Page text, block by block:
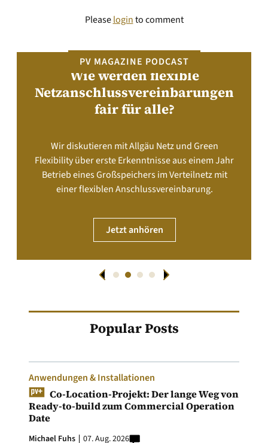
Pleaseloginto comment
PV MAGAZINE PODCAST
Wie werden flexible
Netzanschlussvereinbarungen
fair für alle?
Wir diskutieren mit Allgäu Netz und Green
Flexibility über erste Erkenntnisse aus einem Jahr
Betrieb eines Großspeichers im Verteilnetz mit
einer flexiblen Anschlussvereinbarung.
Jetzt anhören
Popular Posts
Anwendungen & Installationen
Co-Location-Projekt: Der lange Weg von
Ready-to-build zum Commercial Operation
Date
Michael Fuhs 07. Aug. 2026